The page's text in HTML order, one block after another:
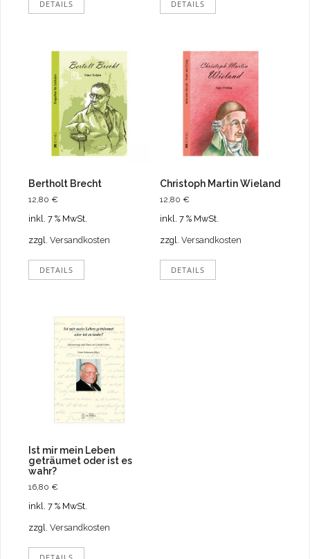
DETAILS DETAILS
Bertholt Brecht
12,80 €
inkl. 7 % MwSt.
zzgl. Versandkosten
DETAILS
Christoph Martin Wieland
12,80 €
inkl. 7 % MwSt.
zzgl.Versandkosten
DETAILS
Ist mir mein Leben
geträumet oder ist es
wahr?
16,80 €
inkl. 7 % MwSt.
zzgl. Versandkosten